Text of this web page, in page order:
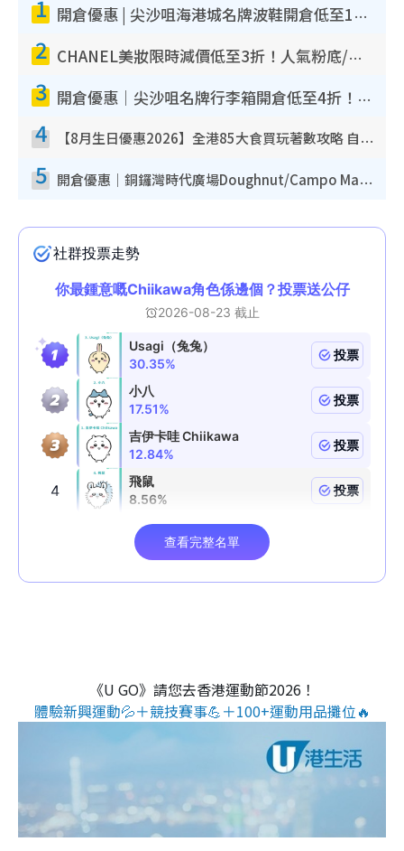
1 開倉優惠 | 尖沙咀海港城名牌波鞋開倉低至1折！On鞋$899起／Joy&Peace鞋履$98起
2 CHANEL美妝限時減價低至3折！人氣粉底/唇膏/精華液低至$275！COCO香水都有平
3 開倉優惠｜尖沙咀名牌行李箱開倉低至4折！一連5日 American Tourister/ace./Hallmark $200起！
4 【8月生日優惠2026】全港85大食買玩著數攻略 自助餐/火鍋放題同行免費＋誠品/DONKI送現金券
5 開倉優惠｜銅鑼灣時代廣場Doughnut/Campo Marzio開倉低至1折！背囊、書包、手袋劈價$200起
《U GO》請您去香港運動節2026！
體驗新興運動💦＋競技賽事💪＋100+運動用品攤位🔥